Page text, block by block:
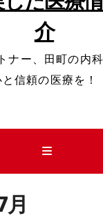
介
ナー、田町の内
と信頼の医療を！